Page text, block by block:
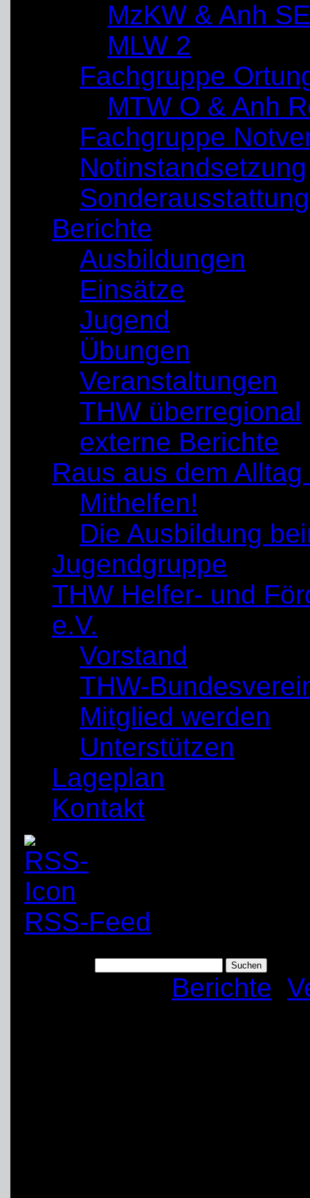
MzKW & Anh
MLW 2
Fachgruppe
MTW O & Anh
Fachgruppe
Notinstandsetzung
Sonderausstattung
Berichte
Ausbildungen
Einsätze
Jugend
Übungen
Veranstaltungen
THW überregional
externe Berichte
Raus aus dem
Mithelfen!
Die Ausbildung
Jugendgruppe
THW Helfer- und
e.V.
Vorstand
THW-
Mitglied werden
Unterstützen
Lageplan
Kontakt
RSS-Feed
Berichte